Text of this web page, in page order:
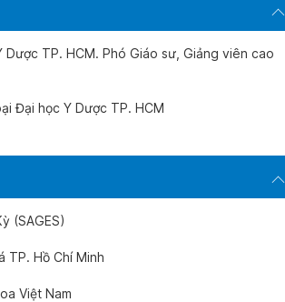
TP. HCM. Phó Giáo sư, Giảng viên cao
Đại học Y Dược TP. HCM
(SAGES)
TP. Hồ Chí Minh
Việt Nam